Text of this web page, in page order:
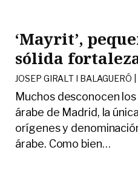
‘Mayrit’,
sólida
JOSEP GIRALT I BALAGUERÓ
Muchos desconocen
árabe de Madrid, la
orígenes y
árabe. Como bien…